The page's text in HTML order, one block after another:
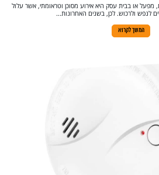
מפעל או בבית עסק היא אירוע מסוכן וטראומתי, אשר עלול
לנפש ולרכוש. לכן, בשנים האחרונות...
המשך לקרוא